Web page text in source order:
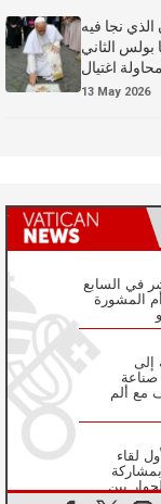
الذي نجا فيه
بولس الثاني
اغتيال
13 May 2026
في السابع
المشورة
إلى
مع ألم
لقاء
بين